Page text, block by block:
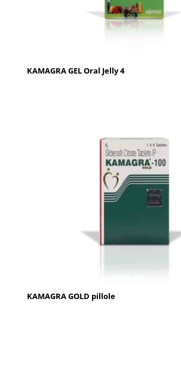
KAMAGRA GEL Oral Jelly 4
KAMAGRA GOLD pillole